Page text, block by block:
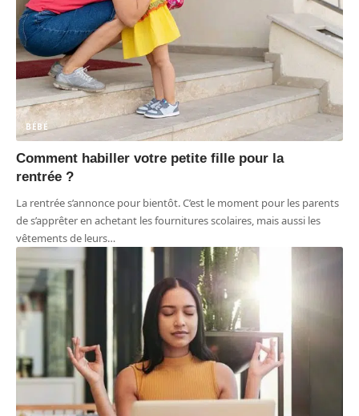
BÉBÉ
Comment habiller votre petite fille pour la
rentrée ?
La rentrée s’annonce pour bientôt. C’est le moment pour les parents
de s’apprêter en achetant les fournitures scolaires, mais aussi les
vêtements de leurs…